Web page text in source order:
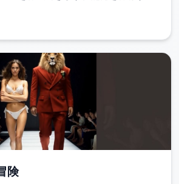
力されたデータをCNNやTransformerベ
出し、その後、GAN（Generative
によるリアルな画像合成を実施しま
フレームから連続的な動きを推論し、
らの物理的整合性を保ちながらアニメ
れにより、単なる「変化」ではなく、
」としての統一感が出力されます。
で役立つ？実際の活用例
ランディングに使ったりできます。
、高品質でシェア可能な結果を提供
険